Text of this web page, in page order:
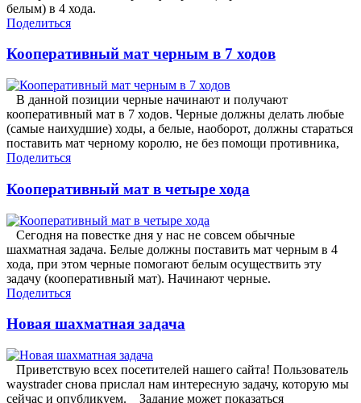
белым) в 4 хода.
Поделиться
Кооперативный мат черным в 7 ходов
В данной позиции черные начинают и получают
кооперативный мат в 7 ходов. Черные должны делать любые
(самые наихудшие) ходы, а белые, наоборот, должны стараться
поставить мат черному королю, не без помощи противника,
Поделиться
Кооперативный мат в четыре хода
Сегодня на повестке дня у нас не совсем обычные
шахматная задача. Белые должны поставить мат черным в 4
хода, при этом черные помогают белым осуществить эту
задачу (кооперативный мат). Начинают черные.
Поделиться
Новая шахматная задача
Приветствую всех посетителей нашего сайта! Пользователь
waystrader снова прислал нам интересную задачу, которую мы
сейчас и опубликуем. Задание может показаться